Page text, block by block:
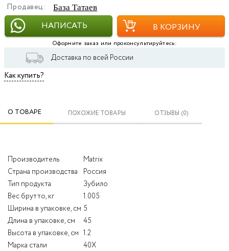
Продавец: База Татаев
НАПИСАТЬ В КОРЗИНУ
Оформите заказ или проконсультируйтесь:
Доставка по всей России
Как купить?
О ТОВАРЕ ПОХОЖИЕ ТОВАРЫ ОТЗЫВЫ (0)
Производитель
Matrix
Страна производства
Россия
Тип продукта
Зубило
Вес брутто, кг
1.005
Ширина в упаковке, см 5
Длина в упаковке, см
45
Высота в упаковке, см 1.2
Марка стали
40Х